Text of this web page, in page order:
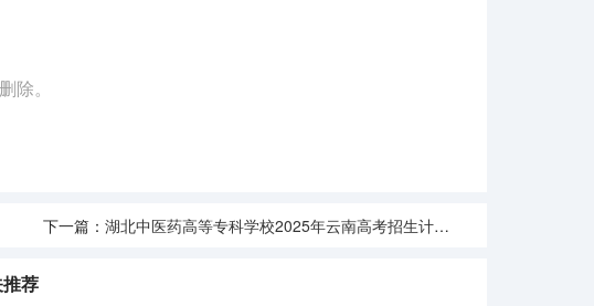
除。
下一篇：湖北中医药高等专科学校2025年云南高考招生计划预测
荐